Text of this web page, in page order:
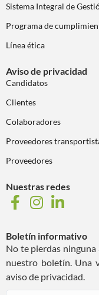
Sistema Integral de
Programa de
Línea ética
Aviso de privacidad
Candidatos
Clientes
Colaboradores
Proveedores
Proveedores
Nuestras redes
Boletín informativo
No te pierdas
nuestro boletín. Una
aviso de privacidad.